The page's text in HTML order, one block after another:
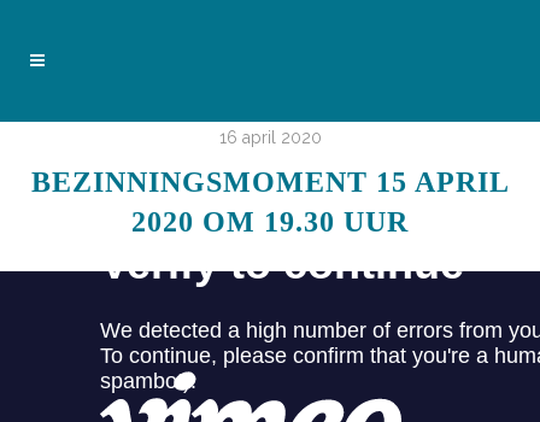
16 april 2020
BEZINNINGSMOMENT 15 APRIL
2020 OM 19.30 UUR